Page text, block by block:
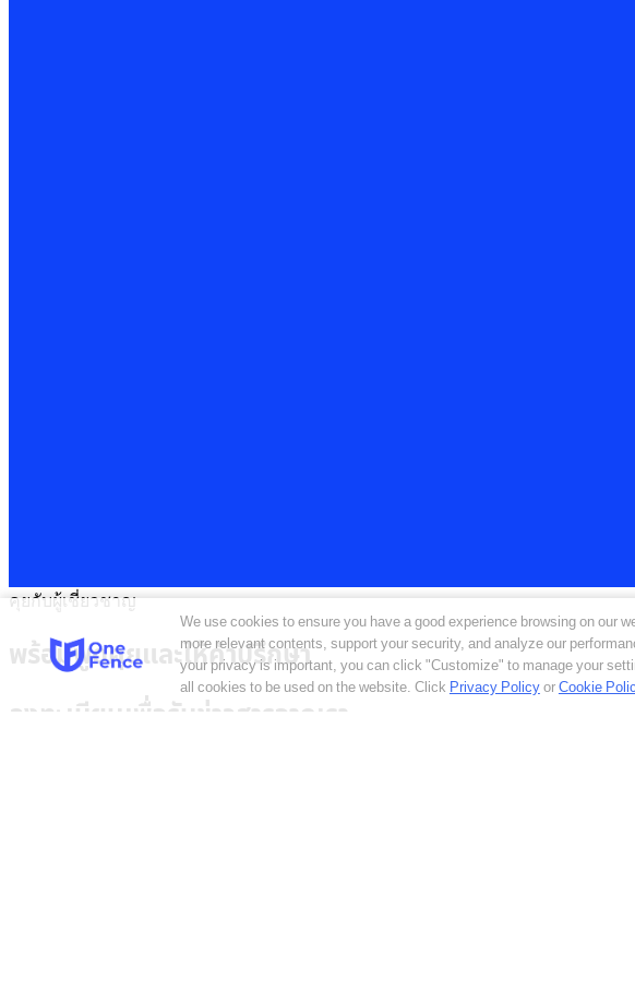
คุยกับผู้เชี่ยวชาญ
พร้อมพูดคุยและให้คำปรึกษา
ลงทะเบียนเพื่อรับข่าวสารจากเรา
We use cookies to ensure you have a good experience browsing on our
more relevant contents, support your security, and analyze our
your privacy is important, you can click "Customize" to manage your
all cookies to be used on the website. Click Privacy PolicyorCookie